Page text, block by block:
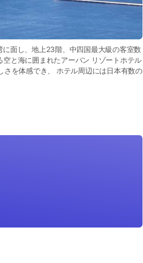
面し、地上23階、中四国最大級の客室数
空と海に囲まれたアーバン リゾートホテル
を体感でき、 ホテル周辺には日本有数の
ます。県外からお越しのお客さまにとっ